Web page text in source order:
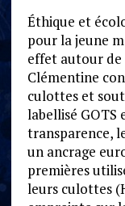
Éthique et
pour la jeune
effet autour de
Clémentine
culottes et
labellisé
transparence,
un ancrage
premières
leurs culottes